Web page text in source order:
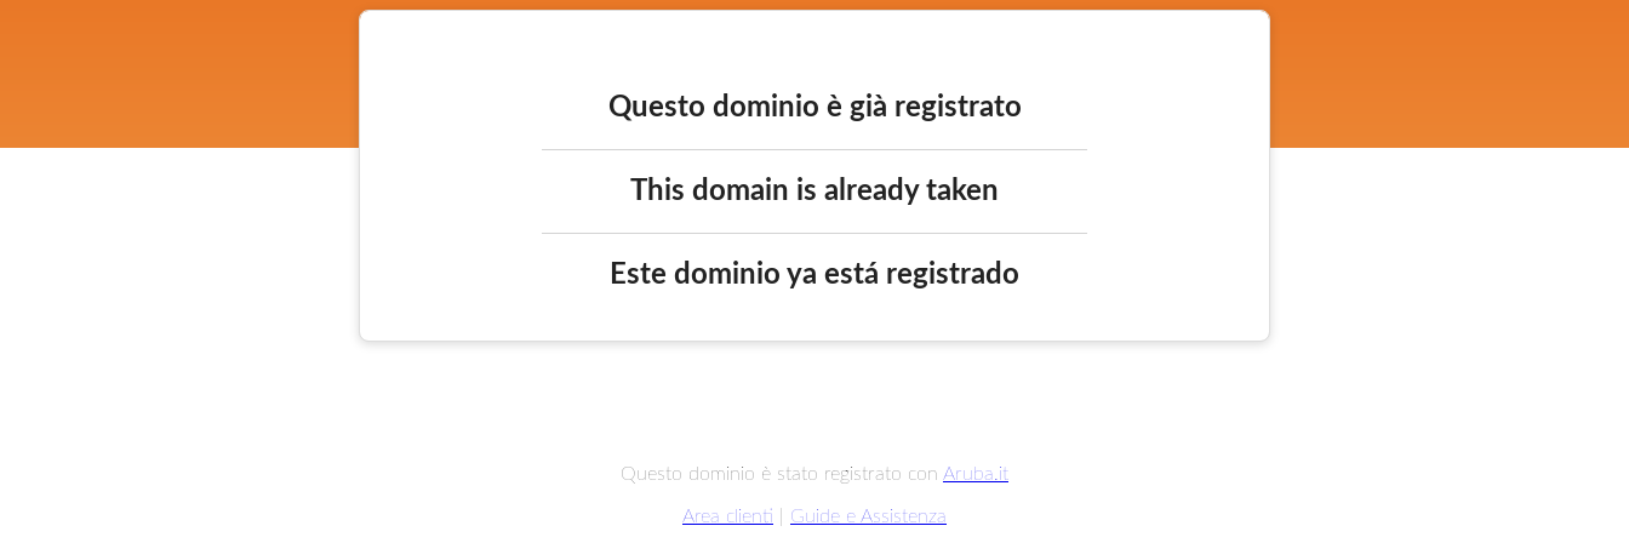
Questo dominio è già registrato
This domain is already taken
Este dominio ya está registrado
Questo dominio è stato registrato con Aruba.it
Area clienti Guide e Assistenza